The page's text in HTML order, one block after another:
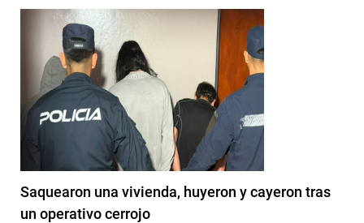
Saquearon una vivienda, huyeron y cayeron tras
un operativo cerrojo